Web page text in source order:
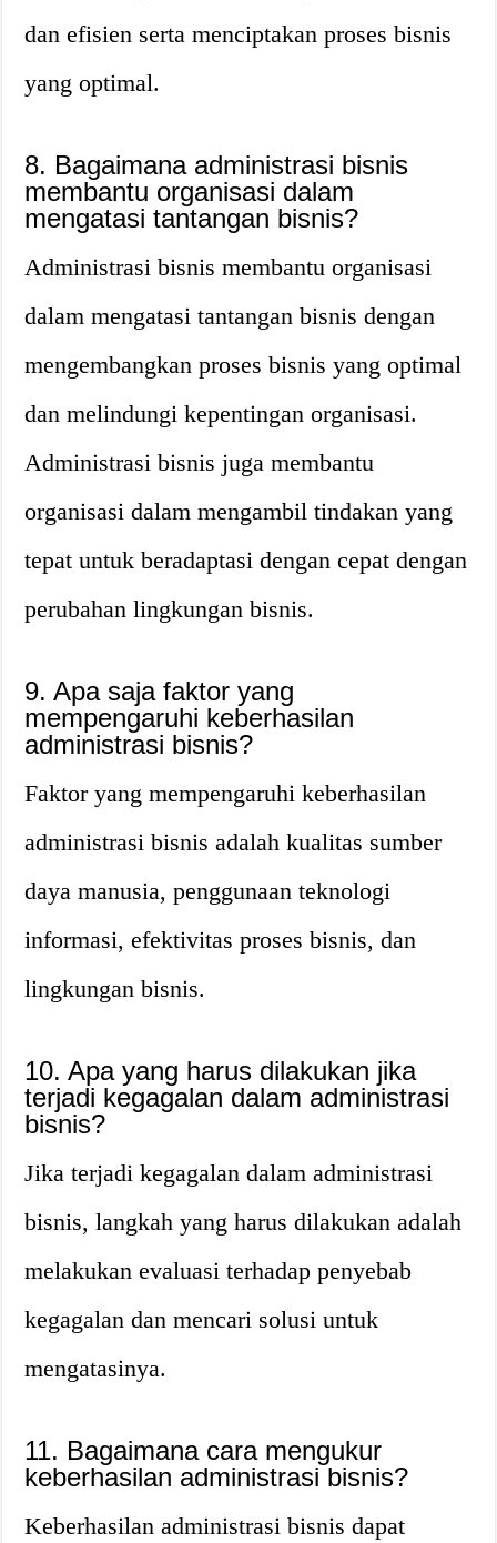
dan efisien serta menciptakan proses bisnis
yang optimal.
8. Bagaimana administrasi bisnis
membantu organisasi dalam
mengatasi tantangan bisnis?
Administrasi bisnis membantu organisasi
dalam mengatasi tantangan bisnis dengan
mengembangkan proses bisnis yang optimal
dan melindungi kepentingan organisasi.
Administrasi bisnis juga membantu
organisasi dalam mengambil tindakan yang
tepat untuk beradaptasi dengan cepat dengan
perubahan lingkungan bisnis.
9. Apa saja faktor yang
mempengaruhi keberhasilan
administrasi bisnis?
Faktor yang mempengaruhi keberhasilan
administrasi bisnis adalah kualitas sumber
daya manusia, penggunaan teknologi
informasi, efektivitas proses bisnis, dan
lingkungan bisnis.
10. Apa yang harus dilakukan jika
terjadi kegagalan dalam administrasi
bisnis?
Jika terjadi kegagalan dalam administrasi
bisnis, langkah yang harus dilakukan adalah
melakukan evaluasi terhadap penyebab
kegagalan dan mencari solusi untuk
mengatasinya.
11. Bagaimana cara mengukur
keberhasilan administrasi bisnis?
Keberhasilan administrasi bisnis dapat